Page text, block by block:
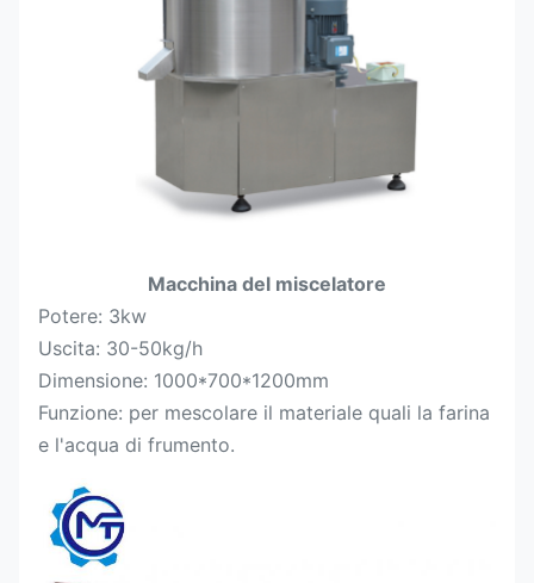
Macchina del miscelatore
Potere: 3kw
Uscita: 30-50kg/h
Dimensione: 1000*700*1200mm
Funzione: per mescolare il materiale quali la farina
e l'acqua di frumento.